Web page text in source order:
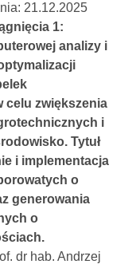
21.12.2025
1:
analizy i
celu zwiększenia
i
Tytuł
i implementacja
o
generowania
o
dr hab. Andrzej